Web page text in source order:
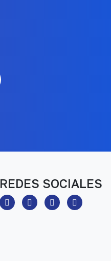
REDES SOCIALES